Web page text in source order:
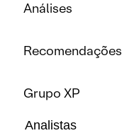
Análises
Recomendações
Grupo XP
Analistas